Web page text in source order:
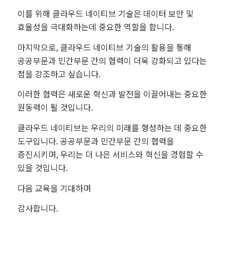
이를 위해 클라우드 네이티브 기술은 데이터 보안 및
효율성을 극대화하는데 중요한 역할을 합니다.
마지막으로, 클라우드 네이티브 기술의 활용을 통해
공공부문과 민간부문 간의 협력이 더욱 강화되고 있다는
점을 강조하고 싶습니다.
이러한 협력은 새로운 혁신과 발전을 이끌어내는 중요한
원동력이 될 것입니다.
클라우드 네이티브는 우리의 미래를 형성하는 데 중요한
도구입니다. 공공부문과 민간부문 간의 협력을
증진시키며, 우리는 더 나은 서비스와 혁신을 경험할 수
있을 것입니다.
다음 교육을 기대하며
감사합니다.